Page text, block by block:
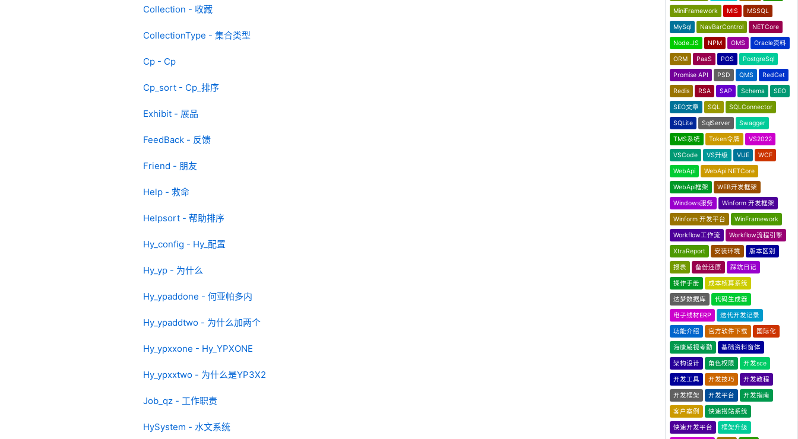
Collection - 收藏
CollectionType - 集合类型
Cp - Cp
Cp_sort - Cp_排序
Exhibit - 展品
FeedBack - 反馈
Friend - 朋友
Help - 救命
Helpsort - 帮助排序
Hy_config - Hy_配置
Hy_yp - 为什么
Hy_ypaddone - 何亚帕多内
Hy_ypaddtwo - 为什么加两个
Hy_ypxxone - Hy_YPXONE
Hy_ypxxtwo - 为什么是YP3X2
Job_qz - 工作职责
HySystem - 水文系统
MiniFramework MIS MSSQL
MySql NavBarControl NETCore
Node.JS NPM OMS Oracle资料
ORM PaaS POS PostgreSql
Promise API PSD QMS RedGet
Redis RSA SAP Schema SEO
SEO文章 SQL SQLConnector
SQLite SqlServer Swagger
TMS系统 Token令牌 VS2022
VSCode VS升级 VUE WCF
WebApi WebApi NETCore
WebApi框架 WEB开发框架
Windows服务 Winform 开发框架
Winform 开发平台 WinFramework
Workflow工作流 Workflow流程引擎
XtraReport 安装环境 版本区别
报表 备份还原 踩坑日记
操作手册 成本核算系统
达梦数据库 代码生成器
电子线材ERP 迭代开发记录
功能介绍 官方软件下载 国际化
海康威视考勤 基础资料窗体
架构设计 角色权限 开发sce
开发工具 开发技巧 开发教程
开发框架 开发平台 开发指南
客户案例 快速搭站系统
快速开发平台 框架升级